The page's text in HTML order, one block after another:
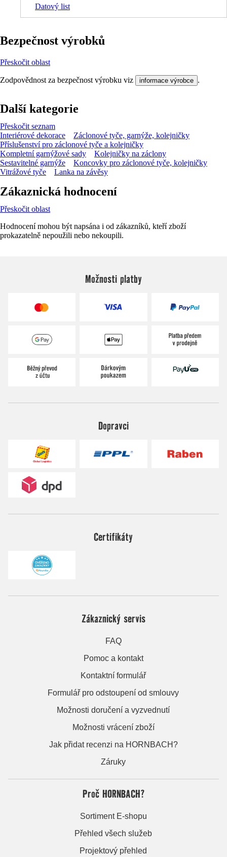
Datový list
Bezpečnost výrobků
Přeskočit oblast
Zodpovědnost za bezpečnost výrobku viz informace výrobce .
Další kategorie
Přeskočit seznam
Interiérové dekorace
Záclonové tyče, garnýže, kolejničky
Příslušenství pro záclonové tyče a kolejničky
Kompletní garnýžové sady
Kolejničky na záclony
Sestavitelné garnýže
Koncovky pro záclonové tyče, kolejničky
Vitrážové tyče
Lanka na závěsy
Zákaznická hodnocení
Přeskočit oblast
Hodnocení mohou být napsána i od zákazníků, kteří zboží
prokazatelně nepoužili nebo nekoupili.
Možnosti platby
Dopravci
Certifikáty
Zákaznický servis
FAQ
Pomoc a kontakt
Kontaktní formulář
Formulář pro odstoupení od smlouvy
Možnosti doručení a vyzvednutí
Možnosti vrácení zboží
Jak přidat recenzi na HORNBACH?
Záruky
Proč HORNBACH?
Sortiment E-shopu
Přehled všech služeb
Projektový přehled